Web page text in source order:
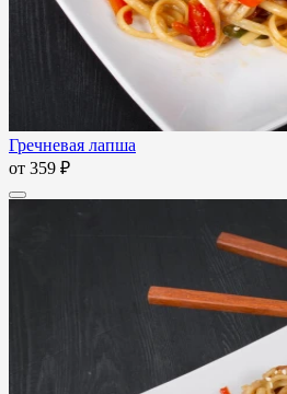
Гречневая лапша
от 359 ₽